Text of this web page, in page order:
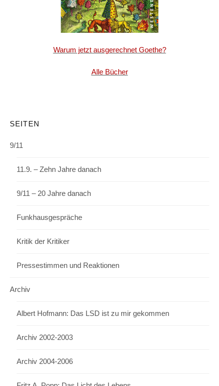
Warum jetzt ausgerechnet Goethe?
Alle Bücher
SEITEN
9/11
11.9. – Zehn Jahre danach
9/11 – 20 Jahre danach
Funkhausgespräche
Kritik der Kritiker
Pressestimmen und Reaktionen
Archiv
Albert Hofmann: Das LSD ist zu mir gekommen
Archiv 2002-2003
Archiv 2004-2006